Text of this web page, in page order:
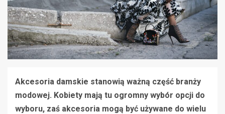
Akcesoria damskie stanowią ważną część branży
modowej. Kobiety mają tu ogromny wybór opcji do
wyboru, zaś akcesoria mogą być używane do wielu